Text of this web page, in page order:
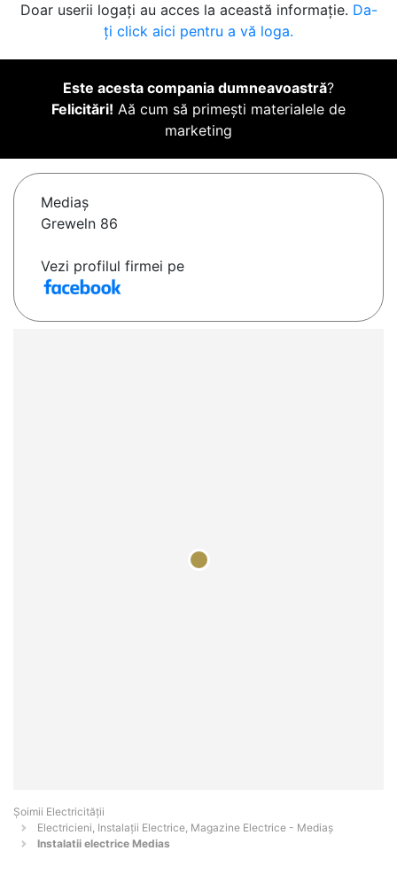
Doar userii logați au acces la această informație. Da-
ți click aici pentru a vă loga.
Este acesta compania dumneavoastră?
Felicitări! Aă cum să primești materialele de
marketing
Mediaş
Greweln 86
Vezi profilul firmei pe
Șoimii Electricității
Electricieni, Instalații Electrice, Magazine Electrice - Mediaş
Instalatii electrice Medias